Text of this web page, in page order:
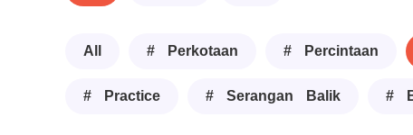
All # Perkotaan # Percintaan
# Practice # Serangan Balik #